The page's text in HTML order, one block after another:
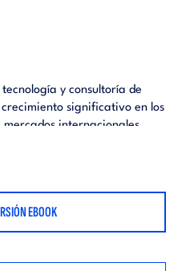
y consultoría de
significativo en los
internacionales.
una serie de desafíos y
normativo,
fiscal, seguridad e
empleados, según datos
EBOOK